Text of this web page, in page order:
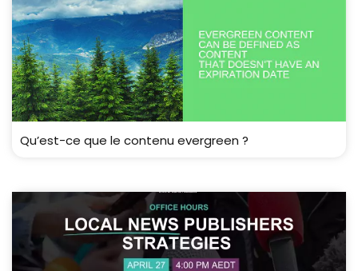
Qu’est-ce que le contenu evergreen ?